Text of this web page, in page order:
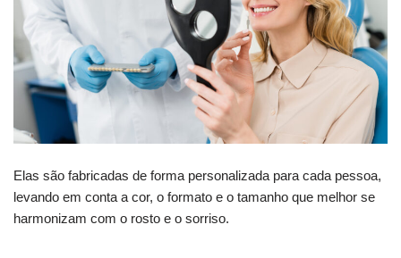
Elas são fabricadas de forma personalizada para cada pessoa,
levando em conta a cor, o formato e o tamanho que melhor se
harmonizam com o rosto e o sorriso.